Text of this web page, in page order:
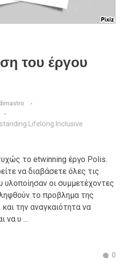
του έργου
Lifelong Inclusive
το etwinning έργο Polis.
να διαβάσετε όλες τις
υλοποίησαν οι συμμετέχοντες
το προβλημα της
την αναγκαιότητα να
να υ ...
0